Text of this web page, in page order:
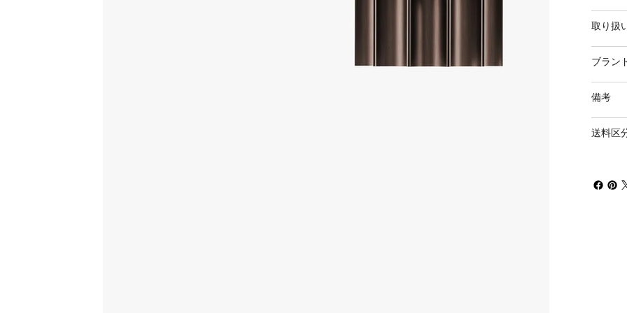
取り扱
ブラン
備考
送料区